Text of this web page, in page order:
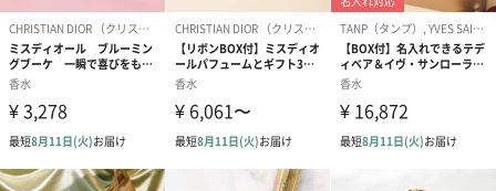
大人の柑橘系を提案する、ユニセックスで好まれる香りです。
とっておきのシーンで、一番素敵な自分で輝きたい時や人前に出
るとき、
また体のニオイが気になるときはもちろん、代謝を高めたい時に
おすすめです。
天然石は、タイガーアイです。（運気向上、ストレスをはねのけ